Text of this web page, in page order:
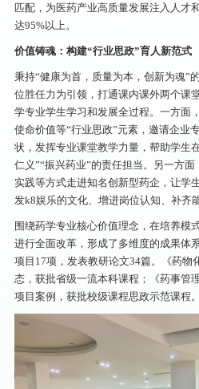
匹配，为医药产业高质量发展注入人才
达95%以上。
价值铸魂：构建“行业思政”育人新范式
秉持“健康为首，质量为本，创新为魂”
位胜任力为引领，打通课内课外两个课
学专业学生学习和发展全过程。一方面
使命价值等“行业思政”元素，邀请企业
状，发挥专业课堂教学力量，帮助学生
仁义”“振兴药业”的责任担当。另一方
实践等方式走进知名创新型药企，让学
发k8娱乐的文化、增进岗位认知、补齐
围绕药学专业核心价值理念，在培养模
进行全面改革，形成了多维度的成果体
项目17项，发表教研论文34篇。《药物
态，获批省级一流本科课程；《药事管
项目案例，获批校级课程思政示范课程。